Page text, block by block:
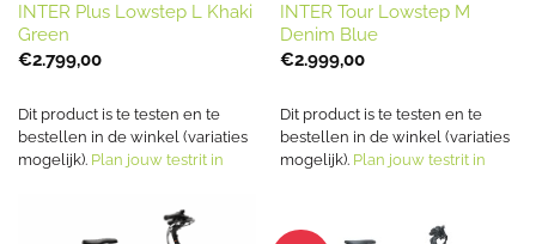
INTER Plus Lowstep L Khaki
Green
€2.799,00
Dit product is te testen en te
bestellen in de winkel (variaties
mogelijk). Plan jouw testrit in
INTER Tour Lowstep M
Denim Blue
€2.999,00
Dit product is te testen en te
bestellen in de winkel (variaties
mogelijk). Plan jouw testrit in